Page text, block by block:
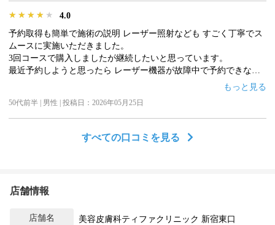
★★★★★
★★★★★
★★★★★
4.0
予約取得も簡単で施術の説明 レーザー照射なども すごく丁寧でス
ムースに実施いただきました。
3回コースで購入しましたが継続したいと思っています。
最近予約しようと思ったら レーザー機器が故障中で予約できなか
ったので 星1つ減点 で星4つにしました。それがなければ 星5つで
もっと見る
50代前半 | 男性 | 投稿日：2026年05月25日
すべての口コミを見る
店舗情報
店舗名 美容皮膚科ティファクリニック 新宿東口